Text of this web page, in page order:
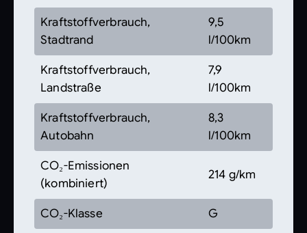
Kraftstoffverbrauch,
Stadtrand
9,5
l/100km
Kraftstoffverbrauch,
Landstraße
7,9
l/100km
Kraftstoffverbrauch,
Autobahn
8,3
l/100km
CO₂-Emissionen
(kombiniert)
214 g/km
CO₂-Klasse G